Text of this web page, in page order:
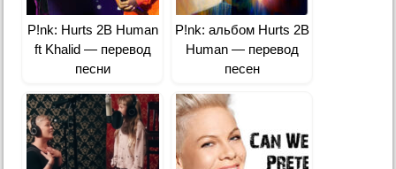
P!nk: Hurts 2B Human
ft Khalid — перевод
песни
P!nk: альбом Hurts 2B
Human — перевод
песен